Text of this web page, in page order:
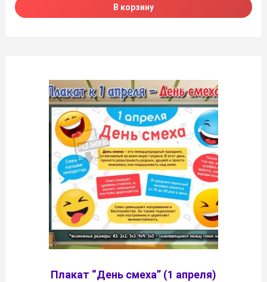
В корзину
Плакат “День смеха” (1 апреля)